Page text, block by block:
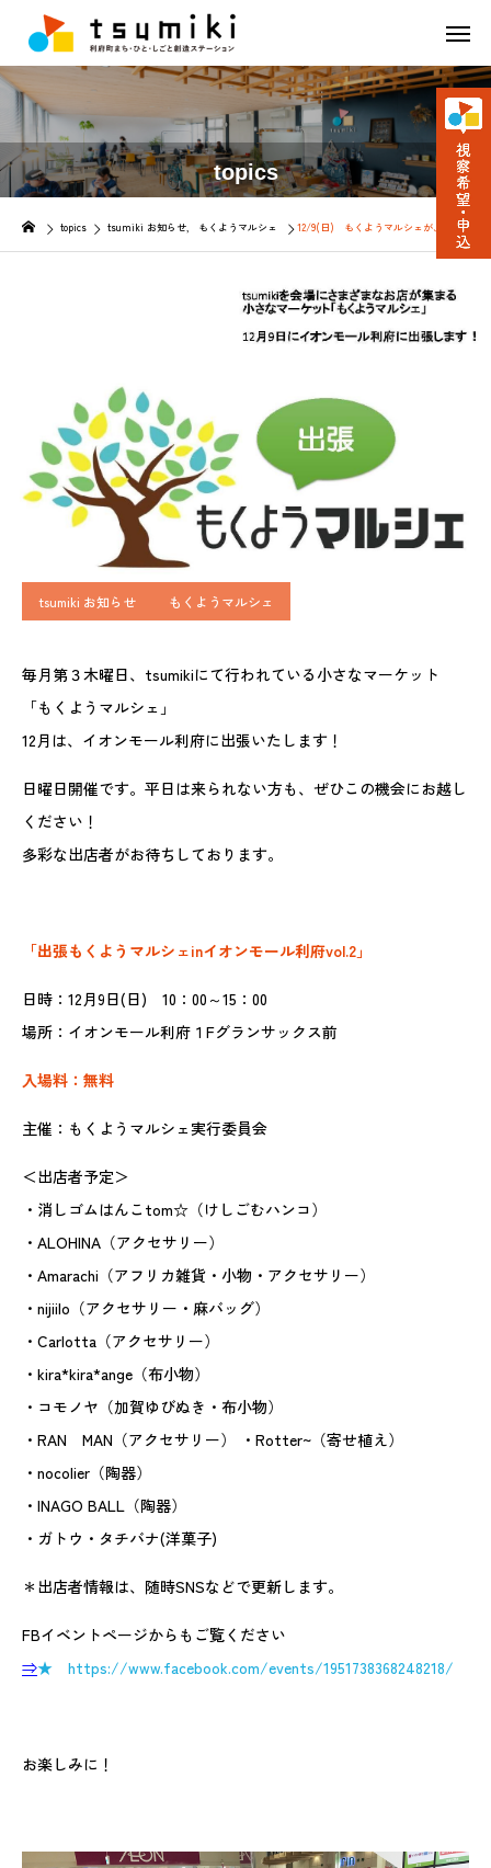
topics
topics tsumiki お知らせ もくようマルシェ 12/9(日) もくようマルシェが、イオンモ
tsumiki お知らせ もくようマルシェ
毎月第３木曜日、tsumikiにて行われている小さなマーケット
「もくようマルシェ」
12月は、イオンモール利府に出張いたします！
日曜日開催です。平日は来られない方も、ぜひこの機会にお越し
ください！
多彩な出店者がお待ちしております。
「出張もくようマルシェinイオンモール利府vol.2」
日時：12月9日(日) 10：00～15：00
場所：イオンモール利府１Fグランサックス前
入場料：無料
主催：もくようマルシェ実行委員会
＜出店者予定＞
・消しゴムはんこtom☆（けしごむハンコ）
・ALOHINA（アクセサリー）
・Amarachi（アフリカ雑貨・小物・アクセサリー）
・nijiilo（アクセサリー・麻バッグ）
・Carlotta（アクセサリー）
・kira*kira*ange（布小物）
・コモノヤ（加賀ゆびぬき・布小物）
・RAN MAN（アクセサリー） ・Rotter~（寄せ植え）
・nocolier（陶器）
・INAGO BALL（陶器）
・ガトウ・タチバナ(洋菓子)
＊出店者情報は、随時SNSなどで更新します。
FBイベントページからもご覧ください
⇒★ https://www.facebook.com/events/1951738368248218/
お楽しみに！